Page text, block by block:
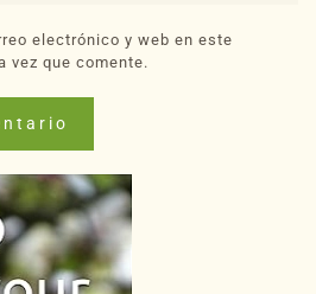
electrónico y web en este
vez que comente.